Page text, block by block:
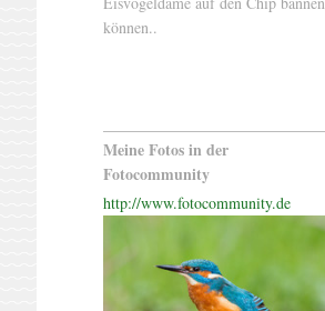
können..
Meine Fotos in der
Fotocommunity
http://www.fotocommunity.de